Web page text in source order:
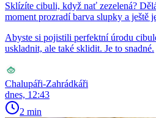
Sklízíte cibuli, když nať zezelená?
moment prozradí barva slupky a ještě
Abyste si pojistili perfektní úrodu
uskladnit, ale také sklidit. Je to snadné.
Chalupáři-Zahrádkáři
dnes, 12:43
2 min